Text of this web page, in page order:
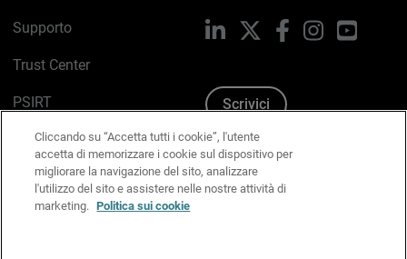
Supporto
Trust Center
PSIRT
Politica sui cookie
Informativa sulla privacy
Kit Media & Brand
LinkedIn FacebookInstagram
Scrivici
Cliccando su “Accetta tutti i cookie”, l'utente
accetta di memorizzare i cookie sul dispositivo per
migliorare la navigazione del sito, analizzare
l'utilizzo del sito e assistere nelle nostre attività di
marketing. Politica sui cookie